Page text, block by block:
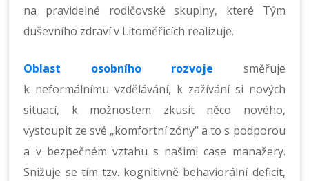
na pravidelné rodičovské skupiny, které Tým
duševního zdraví v Litoměřicích realizuje.
Oblast osobního rozvoje směřuje
k neformálnímu vzdělávání, k zažívání si nových
situací, k možnostem zkusit něco nového,
vystoupit ze své „komfortní zóny“ a to s podporou
a v bezpečném vztahu s našimi case manažery.
Snižuje se tím tzv. kognitivně behaviorální deficit,